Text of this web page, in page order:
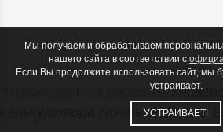
Мы получаем и обрабатываем
нашего сайта в соответствии с
Если Вы продолжите использовать сайт, мы
устраивает.
УСТРАИВАЕТ!
"Используются расчеты
калькулятора Почты России и